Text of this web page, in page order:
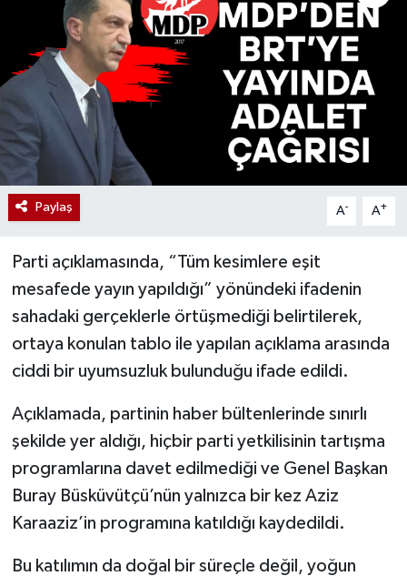
Paylaş A- A+
Parti açıklamasında, “Tüm kesimlere eşit
mesafede yayın yapıldığı” yönündeki ifadenin
sahadaki gerçeklerle örtüşmediği belirtilerek,
ortaya konulan tablo ile yapılan açıklama arasında
ciddi bir uyumsuzluk bulunduğu ifade edildi.
Açıklamada, partinin haber bültenlerinde sınırlı
şekilde yer aldığı, hiçbir parti yetkilisinin tartışma
programlarına davet edilmediği ve Genel Başkan
Buray Büsküvütçü’nün yalnızca bir kez Aziz
Karaaziz’in programına katıldığı kaydedildi.
Bu katılımın da doğal bir süreçle değil, yoğun